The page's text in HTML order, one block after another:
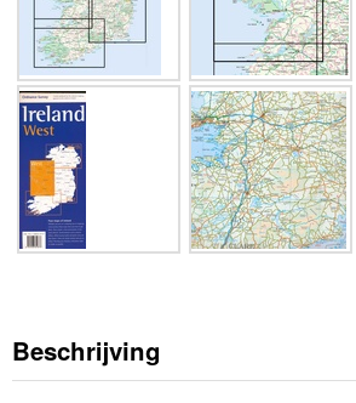
Beschrijving